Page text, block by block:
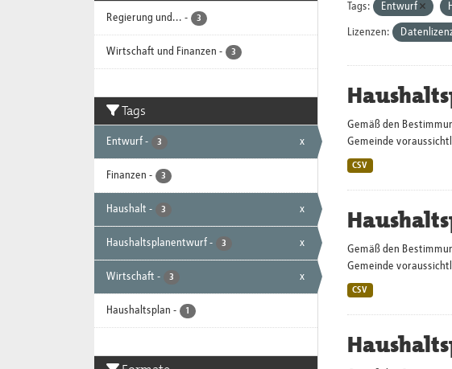
Regierung und... - 3
Wirtschaft und Finanzen - 3
Tags
Entwurf - 3 x
Finanzen - 3
Haushalt - 3 x
Haushaltsplanentwurf - 3 x
Wirtschaft - 3 x
Haushaltsplan - 1
Tags: Entwurf
Lizenzen:
Gemäß den
Gemeinde
CSV
Gemäß den
Gemeinde
CSV